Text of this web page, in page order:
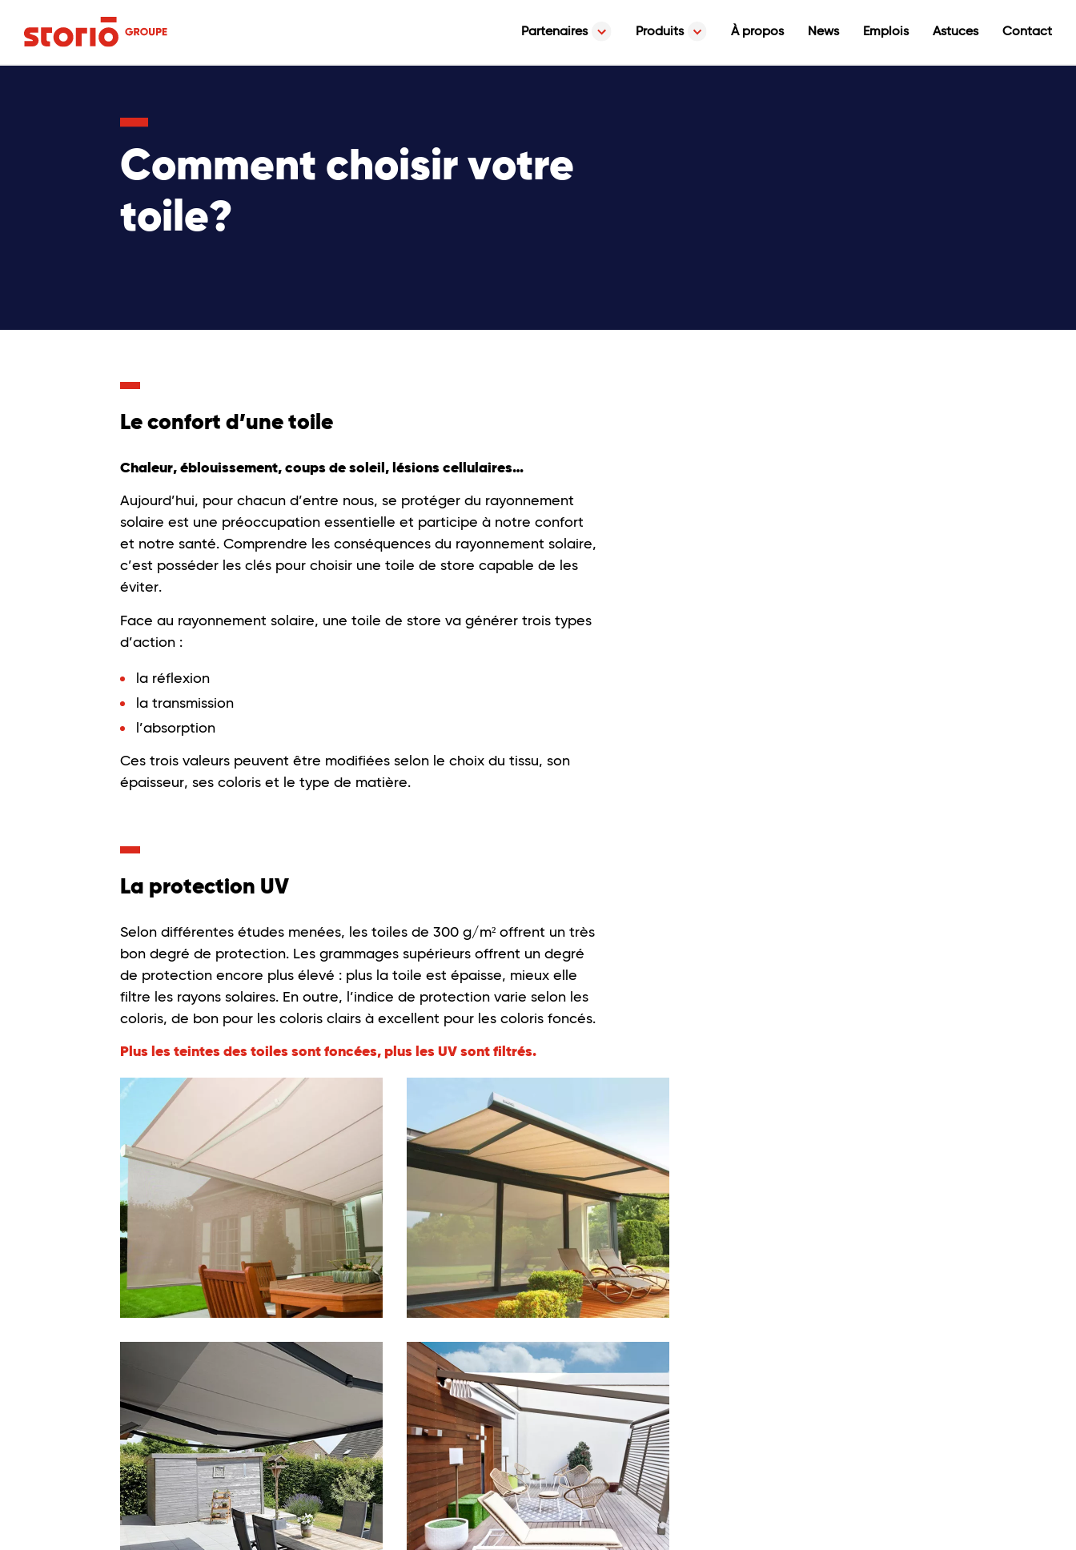
Partenaires Produits À propos News Emplois Astuces Contact
Comment choisir votre
toile?
Le confort d’une toile
Chaleur, éblouissement, coups de soleil, lésions cellulaires…
Aujourd’hui, pour chacun d’entre nous, se protéger du rayonnement
solaire est une préoccupation essentielle et participe à notre confort
et notre santé. Comprendre les conséquences du rayonnement solaire,
c’est posséder les clés pour choisir une toile de store capable de les
éviter.
Face au rayonnement solaire, une toile de store va générer trois types
d’action :
la réflexion
la transmission
l’absorption
Ces trois valeurs peuvent être modifiées selon le choix du tissu, son
épaisseur, ses coloris et le type de matière.
La protection UV
Selon différentes études menées, les toiles de 300 g/m² offrent un très
bon degré de protection. Les grammages supérieurs offrent un degré
de protection encore plus élevé : plus la toile est épaisse, mieux elle
filtre les rayons solaires. En outre, l’indice de protection varie selon les
coloris, de bon pour les coloris clairs à excellent pour les coloris foncés.
Plus les teintes des toiles sont foncées, plus les UV sont filtrés.